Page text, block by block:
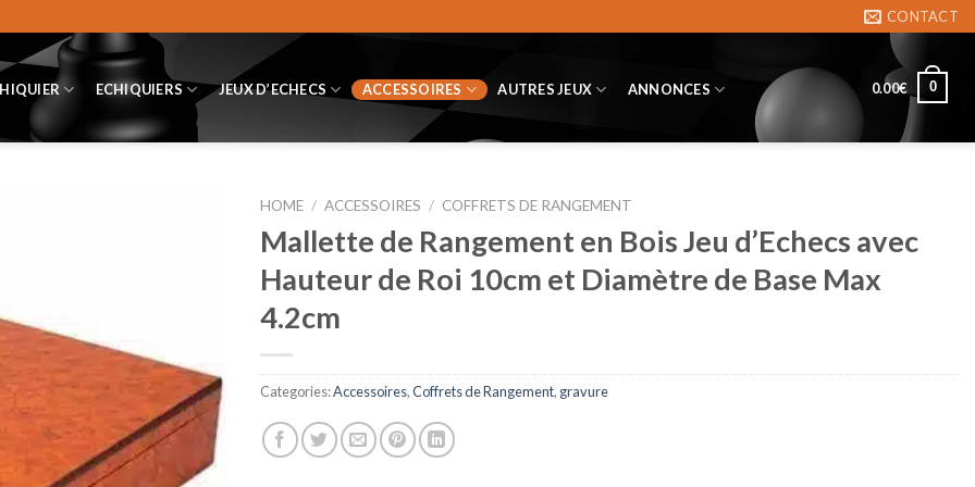
CONTACT
ECHIQUIERS JEUX D’ECHECS ACCESSOIRES AUTRES JEUX ANNONCES 0.00€ 0
HOME / ACCESSOIRES / COFFRETS DE RANGEMENT
Mallette de Rangement en Bois Jeu d’Echecs avec
Hauteur de Roi 10cm et Diamètre de Base Max
4.2cm
Categories:Accessoires,Coffrets de Rangement, gravure